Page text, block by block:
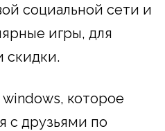
социальной сети и
игры, для
скидки.
которое
с друзьями по